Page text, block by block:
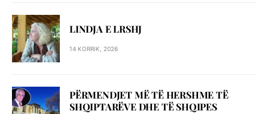
LINDJA E LRSHJ
14 KORRIK, 2026
PËRMENDJET MË TË HERSHME TË
SHQIPTARËVE DHE TË SHQIPES